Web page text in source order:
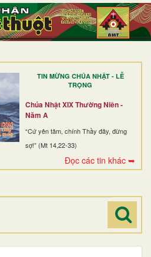
TIN MỪNG CHÚA NHẬT - LỄ
TRỌNG
Chúa Nhật XIX Thường Niên -
Năm A
“Cứ yên tâm, chính Thầy đây, đừng
sợ!” (Mt 14,22-33)
Đọc các tin khác ➥